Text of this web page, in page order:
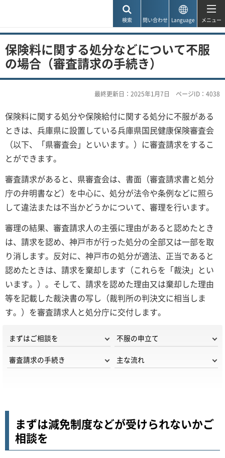
検索 問い合わせ Language メニュー
保険料に関する処分などについて不服
の場合（審査請求の手続き）
最終更新日：2025年1月7日 ページID：4038
保険料に関する処分や保険給付に関する処分に不服がある
ときは、兵庫県に設置している兵庫県国民健康保険審査会
（以下、「県審査会」といいます。）に審査請求をするこ
とができます。
審査請求があると、県審査会は、書面（審査請求書と処分
庁の弁明書など）を中心に、処分が法令や条例などに照ら
して違法または不当かどうかについて、審理を行います。
審理の結果、審査請求人の主張に理由があると認めたとき
は、請求を認め、神戸市が行った処分の全部又は一部を取
り消します。反対に、神戸市の処分が適法、正当であると
認めたときは、請求を棄却します（これらを「裁決」とい
います。）。そして、請求を認めた理由又は棄却した理由
等を記載した裁決書の写し（裁判所の判決文に相当しま
す。）を審査請求人と処分庁に交付します。
まずはご相談を 不服の申立て
審査請求の手続き 主な流れ
まずは減免制度などが受けられないかご
相談を